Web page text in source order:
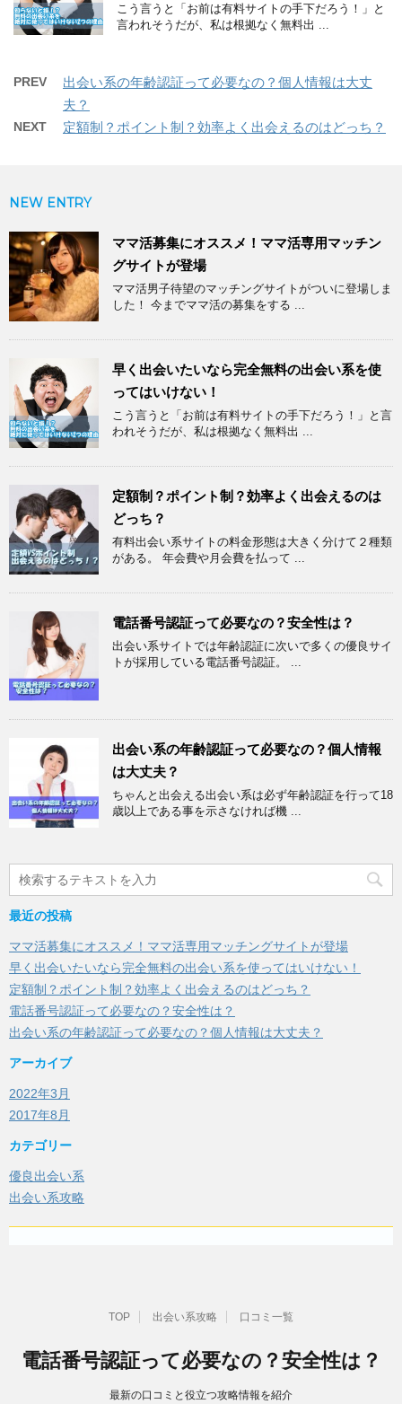
こう言うと「お前は有料サイトの手下だろう！」と
言われそうだが、私は根拠なく無料出 ...
PREV
出会い系の年齢認証って必要なの？個人情報は大丈
夫？
NEXT 定額制？ポイント制？効率よく出会えるのはどっち？
NEW ENTRY
ママ活募集にオススメ！ママ活専用マッチン
グサイトが登場
ママ活男子待望のマッチングサイトがついに登場しま
した！ 今までママ活の募集をする ...
早く出会いたいなら完全無料の出会い系を使
ってはいけない！
こう言うと「お前は有料サイトの手下だろう！」と言
われそうだが、私は根拠なく無料出 ...
定額制？ポイント制？効率よく出会えるのは
どっち？
有料出会い系サイトの料金形態は大きく分けて２種類
がある。 年会費や月会費を払って ...
電話番号認証って必要なの？安全性は？
出会い系サイトでは年齢認証に次いで多くの優良サイ
トが採用している電話番号認証。 ...
出会い系の年齢認証って必要なの？個人情報
は大丈夫？
ちゃんと出会える出会い系は必ず年齢認証を行って18
歳以上である事を示さなければ機 ...
最近の投稿
ママ活募集にオススメ！ママ活専用マッチングサイトが登場
早く出会いたいなら完全無料の出会い系を使ってはいけない！
定額制？ポイント制？効率よく出会えるのはどっち？
電話番号認証って必要なの？安全性は？
出会い系の年齢認証って必要なの？個人情報は大丈夫？
アーカイブ
2022年3月
2017年8月
カテゴリー
優良出会い系
出会い系攻略
TOP 出会い系攻略 口コミ一覧
電話番号認証って必要なの？安全性は？
最新の口コミと役立つ攻略情報を紹介